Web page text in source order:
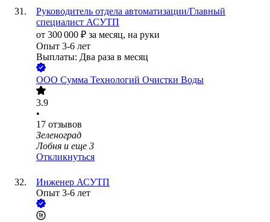
Руководитель отдела автоматизации/Главный
специалист АСУТП
от 300 000 ₽ за месяц, на руки
Опыт 3-6 лет
Выплаты: Два раза в месяц
ООО Сумма Технологий Очистки Воды
3.9
•
17 отзывов
Зеленоград
Лобня и еще 3
Откликнуться
Инженер АСУТП
Опыт 3-6 лет